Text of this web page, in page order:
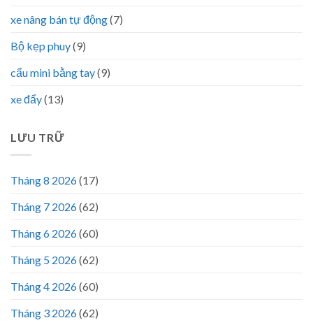
xe nâng bán tự động(7)
Bộ kẹp phuy(9)
cẩu mini bằng tay(9)
xe đẩy(13)
LƯU TRỮ
Tháng 8 2026(17)
Tháng 7 2026(62)
Tháng 6 2026(60)
Tháng 5 2026(62)
Tháng 4 2026(60)
Tháng 3 2026(62)